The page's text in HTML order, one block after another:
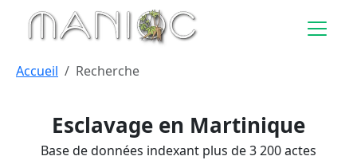
Aller au contenu principal
Esclavage en Martinique
Base de données indexant plus de 3 200 actes
Accueil Recherche